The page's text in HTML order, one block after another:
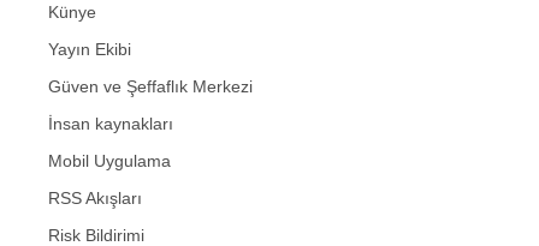
Künye
Yayın Ekibi
Güven ve Şeffaflık Merkezi
İnsan kaynakları
Mobil Uygulama
RSS Akışları
Risk Bildirimi